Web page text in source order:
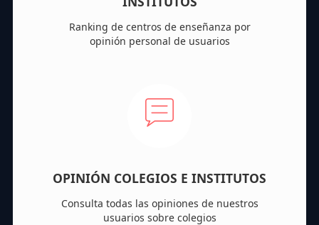
Ranking de centros de enseñanza por
opinión personal de usuarios
OPINIÓN COLEGIOS E INSTITUTOS
Consulta todas las opiniones de nuestros
usuarios sobre colegios